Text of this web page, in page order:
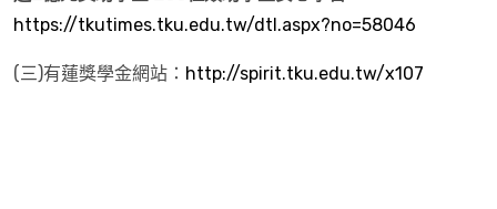
https://tkutimes.tku.edu.tw/dtl.aspx?no=58046
(三)有蓮獎學金網站： http://spirit.tku.edu.tw/x107